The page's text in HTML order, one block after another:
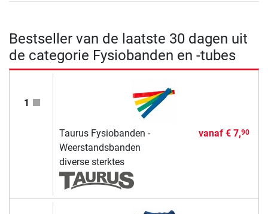
Bestseller van de laatste 30 dagen uit
de categorie Fysiobanden en -tubes
1
Taurus Fysiobanden -
Weerstandsbanden
diverse sterktes
vanaf € 7,90